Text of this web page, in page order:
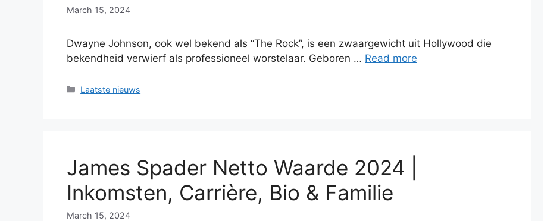
March 15, 2024
Dwayne Johnson, ook wel bekend als “The Rock”, is een zwaargewicht uit Hollywood die
bekendheid verwierf als professioneel worstelaar. Geboren … Read more
Categories
Laatste nieuws
James Spader Netto Waarde 2024 |
Inkomsten, Carrière, Bio & Familie
March 15, 2024